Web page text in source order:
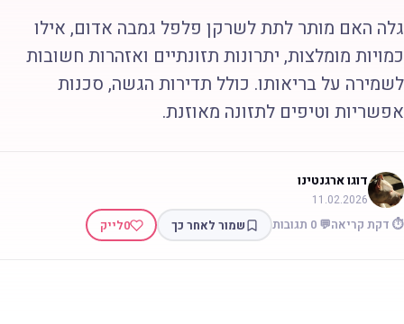
האם מותר לתת לשרקן פלפל גמבה אדום, אילו
מומלצות, יתרונות תזונתיים ואזהרות חשובות
על בריאותו. כולל תדירות הגשה, סכנות
וטיפים לתזונה מאוזנת.
דוגו ארגנטינו
11.02.2026
דקת קריאה💬 0 תגובות שמור לאחר כך 0לייק